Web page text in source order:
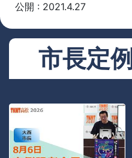
公開 : 2021.4.27
市長定